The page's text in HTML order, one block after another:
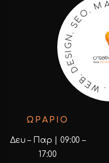
E
B
.
D
E
S
I
G
N
.
S
E
O
.
MARK
ΩΡΑΡΙΟ
Δευ – Παρ | 09:00 –
17:00